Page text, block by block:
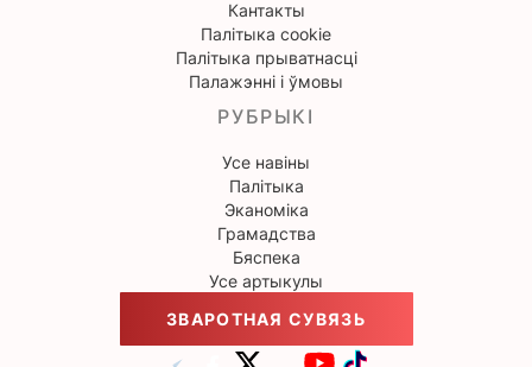
Кантакты
Палітыка cookie
Палітыка прыватнасці
Палажэнні і ўмовы
РУБРЫКІ
Усе навіны
Палітыка
Эканоміка
Грамадства
Бяспека
Усе артыкулы
ЗВАРОТНАЯ СУВЯЗЬ